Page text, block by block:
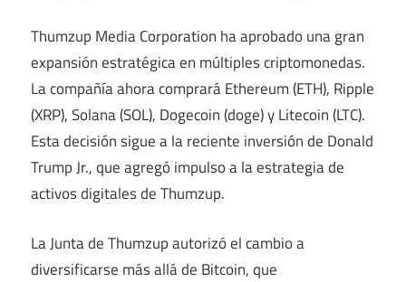
Thumzup Media Corporation ha aprobado una gran
expansión estratégica en múltiples criptomonedas.
La compañía ahora comprará Ethereum (ETH), Ripple
(XRP), Solana (SOL), Dogecoin (doge) y Litecoin (LTC).
Esta decisión sigue a la reciente inversión de Donald
Trump Jr., que agregó impulso a la estrategia de
activos digitales de Thumzup.
La Junta de Thumzup autorizó el cambio a
diversificarse más allá de Bitcoin, que